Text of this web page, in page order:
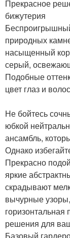
Прекрасное
бижутерия
природных
насыщенный
серый,
Подобные
цвет глаз и
Не бойтесь
юбкой
ансамбль,
Однако
Прекрасно
яркие
скрадывают
вычурные
решения для